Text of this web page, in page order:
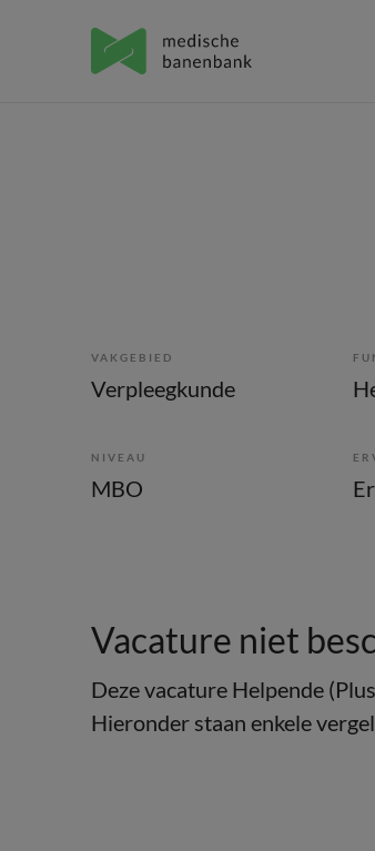
VAKGEBIED
Verpleegkunde
NIVEAU
MBO
Vacature niet
Deze vacature Helpende
Hieronder staan enkele